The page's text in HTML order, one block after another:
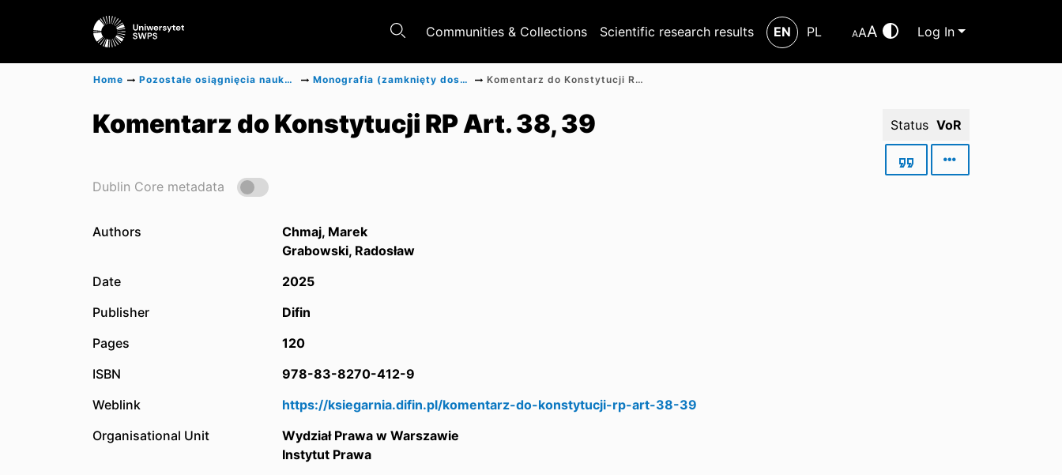
Communities & Collections Scientific research results EN PL AAA Log In
Home Pozostałe osiągnięcia naukowe Monografia (zamknięty dostęp) Komentarz do Konstytucji RP Art. 38, 39
Komentarz do Konstytucji RP Art. 38, 39 Status VoR
Dublin Core metadata
Authors
Chmaj, Marek
Grabowski, Radosław
Date
2025
Publisher
Difin
Pages
120
ISBN
978-83-8270-412-9
Weblink
https://ksiegarnia.difin.pl/komentarz-do-konstytucji-rp-art-38-39
Organisational Unit
Wydział Prawa w Warszawie
Instytut Prawa